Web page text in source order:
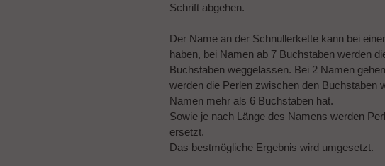
Schrift abgehen.
Der Name an der Schnullerkette kann bei
haben, bei Namen ab 7 Buchstaben werden
Buchstaben weggelassen. Bei 2 Namen
werden die Perlen zwischen den Buchstaben
Namen mehr als 6 Buchstaben hat.
Sowie je nach Länge des Namens werden
ersetzt.
Das bestmögliche Ergebnis wird umgesetzt.